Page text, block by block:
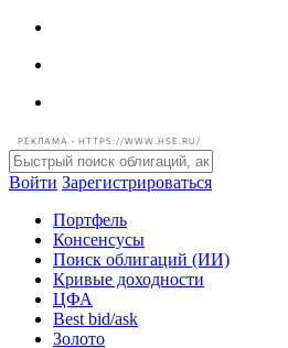
РЕКЛАМА • HTTPS://WWW.HSE.RU/
Войти Зарегистрироваться
Портфель
Консенсусы
Поиск облигаций (ИИ)